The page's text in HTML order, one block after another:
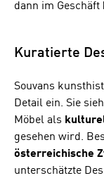
dann im Geschäft
Kuratierte
Souvans
Detail ein. Sie
Möbel als
gesehen wird.
österreichische
unterschätzte